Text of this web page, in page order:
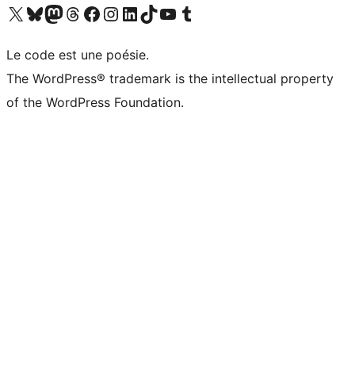
Visitez notre compte X (précédemment Twitter)
Visiter notre compte Bluesky
Visiter notre compte Mastodon
Visiter notre compte Threads
Consulter notre compte Facebook
Consulter notre compte Instagram
Consulter notre compte LinkedIn
Visiter notre compte TokTok
Visiter notre chaîne YouTube
Visiter notre compte Tumblr
Le code est une poésie.
The WordPress® trademark is the intellectual property
of the WordPress Foundation.